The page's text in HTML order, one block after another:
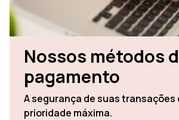
Nossos métodos
pagamento
A segurança de suas transações
prioridade máxima.